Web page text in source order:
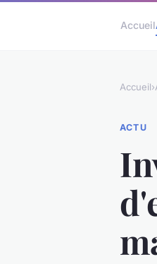
Accueil
Accueil›
ACTU